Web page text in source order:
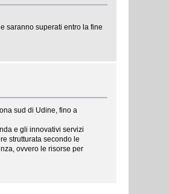
saranno superati entro la fine
sud di Udine, fino a
e gli innovativi servizi
strutturata secondo le
ovvero le risorse per